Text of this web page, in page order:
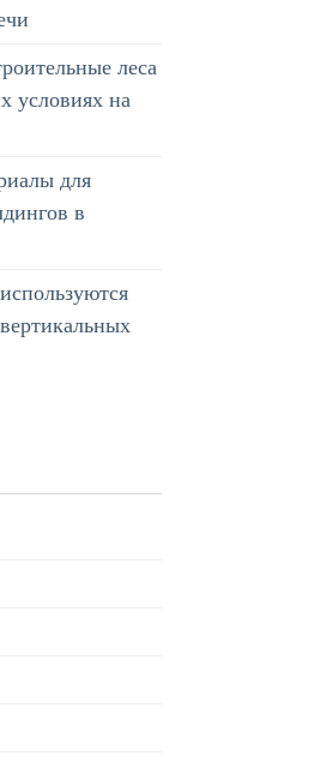
леса
условиях на
для
в